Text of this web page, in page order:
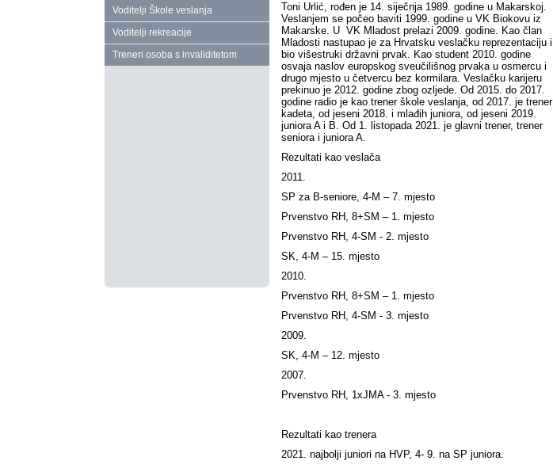
Voditelji Škole veslanja
Voditelji rekreacije
Treneri osoba s invaliditetom
Toni Urlić, rođen je 14. siječnja 1989. godine u Makarskoj.
Veslanjem se počeo baviti 1999. godine u VK Biokovu iz
Makarske. U VK Mladost prelazi 2009. godine. Kao član
Mladosti nastupao je za Hrvatsku veslačku reprezentaciju i
bio višestruki državni prvak. Kao student 2010. godine
osvaja naslov europskog sveučilišnog prvaka u osmercu i
drugo mjesto u četvercu bez kormilara. Veslačku karijeru
prekinuo je 2012. godine zbog ozljede. Od 2015. do 2017.
godine radio je kao trener škole veslanja, od 2017. je trener
kadeta, od jeseni 2018. i mlađih juniora, od jeseni 2019.
juniora A i B. Od 1. listopada 2021. je glavni trener, trener
seniora i juniora A.
Rezultati kao veslača
2011.
SP za B-seniore, 4-M – 7. mjesto
Prvenstvo RH, 8+SM – 1. mjesto
Prvenstvo RH, 4-SM - 2. mjesto
SK, 4-M – 15. mjesto
2010.
Prvenstvo RH, 8+SM – 1. mjesto
Prvenstvo RH, 4-SM - 3. mjesto
2009.
SK, 4-M – 12. mjesto
2007.
Prvenstvo RH, 1xJMA - 3. mjesto
Rezultati kao trenera
2021. najbolji juniori na HVP, 4- 9. na SP juniora.